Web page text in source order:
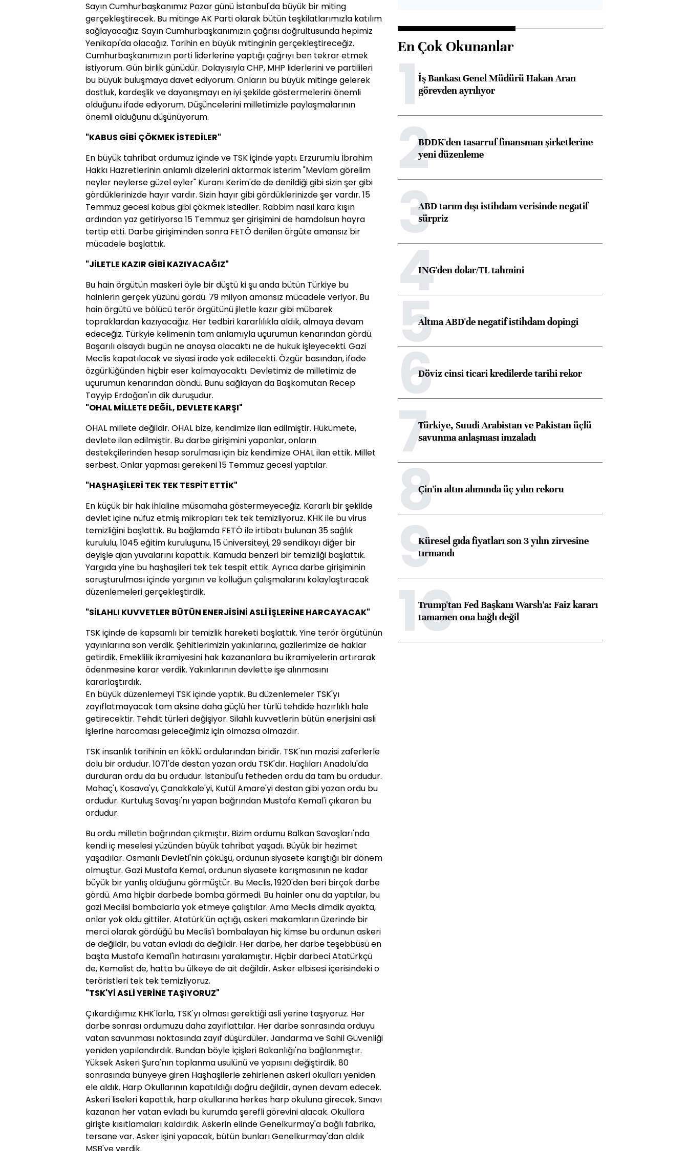
Sayın Cumhurbaşkanımız Pazar günü İstanbul'da büyük bir miting
gerçekleştirecek. Bu mitinge AK Parti olarak bütün teşkilatlarımızla katılım
sağlayacağız. Sayın Cumhurbaşkanımızın çağrısı doğrultusunda hepimiz
Yenikapı'da olacağız. Tarihin en büyük mitinginin gerçekleştireceğiz.
Cumhurbaşkanımızın parti liderlerine yaptığı çağrıyı ben tekrar etmek
istiyorum. Gün birlik günüdür. Dolayısıyla CHP, MHP liderlerini ve partilileri
bu büyük buluşmaya davet ediyorum. Onların bu büyük mitinge gelerek
dostluk, kardeşlik ve dayanışmayı en iyi şekilde göstermelerini önemli
olduğunu ifade ediyorum. Düşüncelerini milletimizle paylaşmalarının
önemli olduğunu düşünüyorum.
"KABUS GİBİ ÇÖKMEK İSTEDİLER"
En büyük tahribat ordumuz içinde ve TSK içinde yaptı. Erzurumlu İbrahim
Hakkı Hazretlerinin anlamlı dizelerini aktarmak isterim "Mevlam görelim
neyler neylerse güzel eyler" Kuranı Kerim'de de denildiği gibi sizin şer gibi
gördüklerinizde hayır vardır. Sizin hayır gibi gördüklerinizde şer vardır. 15
Temmuz gecesi kabus gibi çökmek istediler. Rabbim nasıl kara kışın
ardından yaz getiriyorsa 15 Temmuz şer girişimini de hamdolsun hayra
tertip etti. Darbe girişiminden sonra FETÖ denilen örgüte amansız bir
mücadele başlattık.
"JİLETLE KAZIR GİBİ KAZIYACAĞIZ"
Bu hain örgütün maskeri öyle bir düştü ki şu anda bütün Türkiye bu
hainlerin gerçek yüzünü gördü. 79 milyon amansız mücadele veriyor. Bu
hain örgütü ve bölücü terör örgütünü jiletle kazır gibi mübarek
topraklardan kazıyacağız. Her tedbiri kararlılıkla aldık, almaya devam
edeceğiz. Türkyie kelimenin tam anlamıyla uçurumun kenarından gördü.
Başarılı olsaydı bugün ne anaysa olacaktı ne de hukuk işleyecekti. Gazi
Meclis kapatılacak ve siyasi irade yok edilecekti. Özgür basından, ifade
özgürlüğünden hiçbir eser kalmayacaktı. Devletimiz de milletimiz de
uçurumun kenarından döndü. Bunu sağlayan da Başkomutan Recep
Tayyip Erdoğan'ın dik duruşudur.
"OHAL MİLLETE DEĞİL, DEVLETE KARŞI"
OHAL millete değildir. OHAL bize, kendimize ilan edilmiştir. Hükümete,
devlete ilan edilmiştir. Bu darbe girişimini yapanlar, onların
destekçilerinden hesap sorulması için biz kendimize OHAL ilan ettik. Millet
serbest. Onlar yapması gerekeni 15 Temmuz gecesi yaptılar.
"HAŞHAŞİLERİ TEK TEK TESPİT ETTİK"
En küçük bir hak ihlaline müsamaha göstermeyeceğiz. Kararlı bir şekilde
devlet içine nüfuz etmiş mikropları tek tek temizliyoruz. KHK ile bu virus
temizliğini başlattık. Bu bağlamda FETÖ ile irtibatı bulunan 35 sağlık
kurululu, 1045 eğitim kuruluşunu, 15 üniversiteyi, 29 sendikayı diğer bir
deyişle ajan yuvalarını kapattık. Kamuda benzeri bir temizliği başlattık.
Yargıda yine bu haşhaşileri tek tek tespit ettik. Ayrıca darbe girişiminin
soruşturulması içinde yargının ve kolluğun çalışmalarını kolaylaştıracak
düzenlemeleri gerçekleştirdik.
"SİLAHLI KUVVETLER BÜTÜN ENERJİSİNİ ASLİ İŞLERİNE HARCAYACAK"
TSK içinde de kapsamlı bir temizlik hareketi başlattık. Yine terör örgütünün
yayınlarına son verdik. Şehitlerimizin yakınlarına, gazilerimize de haklar
getirdik. Emeklilik ikramiyesini hak kazananlara bu ikramiyelerin artırarak
ödenmesine karar verdik. Yakınlarının devlette işe alınmasını
kararlaştırdık.
En büyük düzenlemeyi TSK içinde yaptık. Bu düzenlemeler TSK'yı
zayıflatmayacak tam aksine daha güçlü her türlü tehdide hazırlıklı hale
getirecektir. Tehdit türleri değişiyor. Silahlı kuvvetlerin bütün enerjisini asli
işlerine harcaması geleceğimiz için olmazsa olmazdır.
TSK insanlık tarihinin en köklü ordularından biridir. TSK'nın mazisi zaferlerle
dolu bir ordudur. 1071'de destan yazan ordu TSK'dır. Haçlıları Anadolu'da
durduran ordu da bu ordudur. İstanbul'u fetheden ordu da tam bu ordudur.
Mohaç'ı, Kosava'yı, Çanakkale'yi, Kutül Amare'yi destan gibi yazan ordu bu
ordudur. Kurtuluş Savaşı'nı yapan bağrından Mustafa Kemal'i çıkaran bu
ordudur.
Bu ordu milletin bağrından çıkmıştır. Bizim ordumu Balkan Savaşları'nda
kendi iç meselesi yüzünden büyük tahribat yaşadı. Büyük bir hezimet
yaşadılar. Osmanlı Devleti'nin çöküşü, ordunun siyasete karıştığı bir dönem
olmuştur. Gazi Mustafa Kemal, ordunun siyasete karışmasının ne kadar
büyük bir yanlış olduğunu görmüştür. Bu Meclis, 1920'den beri birçok darbe
gördü. Ama hiçbir darbede bomba görmedi. Bu hainler onu da yaptılar, bu
gazi Meclisi bombalarla yok etmeye çalıştılar. Ama Meclis dimdik ayakta,
onlar yok oldu gittiler. Atatürk'ün açtığı, askeri makamların üzerinde bir
merci olarak gördüğü bu Meclis'i bombalayan hiç kimse bu ordunun askeri
de değildir, bu vatan evladı da değildir. Her darbe, her darbe teşebbüsü en
başta Mustafa Kemal'in hatırasını yaralamıştır. Hiçbir darbeci Atatürkçü
de, Kemalist de, hatta bu ülkeye de ait değildir. Asker elbisesi içerisindeki o
teröristleri tek tek temizliyoruz.
"TSK'Yİ ASLİ YERİNE TAŞIYORUZ"
Çıkardığımız KHK'larla, TSK'yı olması gerektiği asli yerine taşıyoruz. Her
darbe sonrası ordumuzu daha zayıflattılar. Her darbe sonrasında orduyu
vatan savunması noktasında zayıf düşürdüler. Jandarma ve Sahil Güvenliği
yeniden yapılandırdık. Bundan böyle İçişleri Bakanlığı'na bağlanmıştır.
Yüksek Askeri Şura'nın toplanma usulünü ve yapısını değiştirdik. 80
sonrasında bünyeye giren Haşhaşilerle zehirlenen askeri okulları yeniden
ele aldık. Harp Okullarının kapatıldığı doğru değildir, aynen devam edecek.
Askeri liseleri kapattık, harp okullarına herkes harp okuluna girecek. Sınavı
kazanan her vatan evladı bu kurumda şerefli görevini alacak. Okullara
girişte kısıtlamaları kaldırdık. Askerin elinde Genelkurmay'a bağlı fabrika,
tersane var. Asker işini yapacak, bütün bunları Genelkurmay'dan aldık
En Çok Okunanlar
1İş Bankası Genel Müdürü Hakan Aran
görevden ayrılıyor
2BDDK'den tasarruf finansman şirketlerine
yeni düzenleme
3ABD tarım dışı istihdam verisinde negatif
sürpriz
4ING'den dolar/TL tahmini
5Altına ABD'de negatif istihdam dopingi
6Döviz cinsi ticari kredilerde tarihi rekor
7Türkiye, Suudi Arabistan ve Pakistan üçlü
savunma anlaşması imzaladı
8Çin'in altın alımında üç yılın rekoru
9Küresel gıda fiyatları son 3 yılın zirvesine
tırmandı
10
Trump'tan Fed Başkanı Warsh'a: Faiz kararı
tamamen ona bağlı değil